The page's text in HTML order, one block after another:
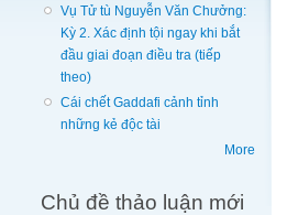
Vụ Tử tù Nguyễn Văn Chưởng:
Kỳ 2. Xác định tội ngay khi bắt
đầu giai đoạn điều tra (tiếp
theo)
Cái chết Gaddafi cảnh tỉnh
những kẻ độc tài
More
Chủ đề thảo luận mới